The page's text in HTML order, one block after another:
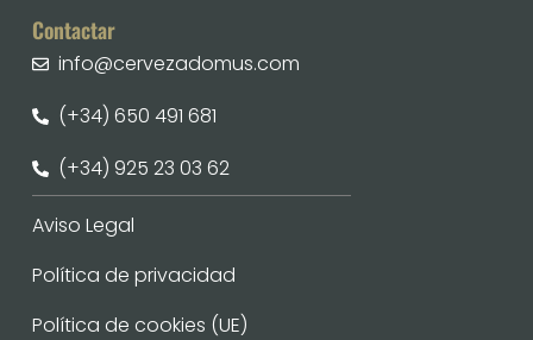
Contactar
info@cervezadomus.com
(+34) 650 491 681
(+34) 925 23 03 62
Aviso Legal
Política de privacidad
Política de cookies (UE)